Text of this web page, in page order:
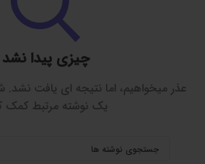
چیزی پیدا نشد
عذر میخواهیم، اما نتیجه ای یافت
یک نوشته مرتبط کمک